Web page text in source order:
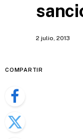
2 julio, 2013
COMPARTIR